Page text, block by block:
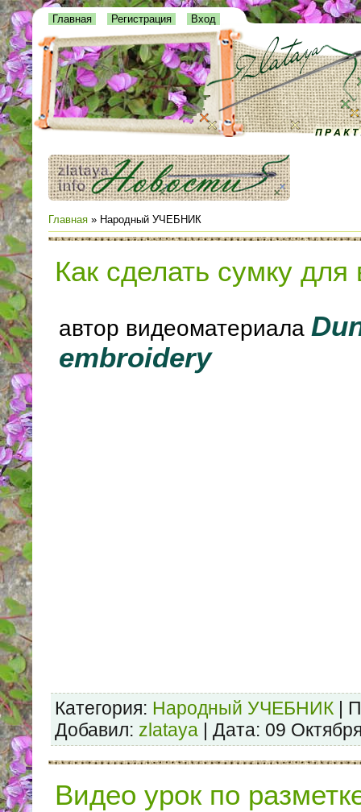
Главная Регистрация Вход
Главная » Народный УЧЕБНИК
Как сделать сумку
автор видеоматериала
embroidery
Категория: Народный УЧЕБНИК |
Добавил: zlataya | Дата: 09
Видео урок по